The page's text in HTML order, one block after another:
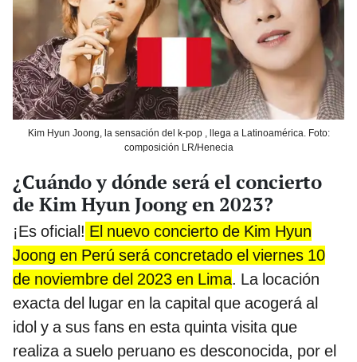
Kim Hyun Joong, la sensación del k-pop , llega a Latinoamérica. Foto:
composición LR/Henecia
¿Cuándo y dónde será el concierto
de Kim Hyun Joong en 2023?
¡Es oficial! El nuevo concierto de Kim Hyun
Joong en Perú será concretado el viernes 10
de noviembre del 2023 en Lima. La locación
exacta del lugar en la capital que acogerá al
idol y a sus fans en esta quinta visita que
realiza a suelo peruano es desconocida, por el